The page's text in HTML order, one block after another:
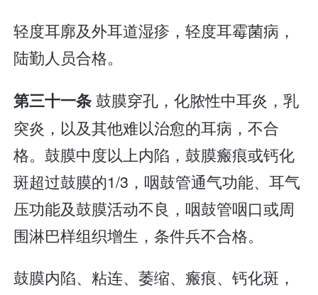
轻度耳廓及外耳道湿疹，轻度耳霉菌病，
陆勤人员合格。
第三十一条鼓膜穿孔，化脓性中耳炎，乳
突炎，以及其他难以治愈的耳病，不合
格。鼓膜中度以上内陷，鼓膜瘢痕或钙化
斑超过鼓膜的1/3，咽鼓管通气功能、耳气
压功能及鼓膜活动不良，咽鼓管咽口或周
围淋巴样组织增生，条件兵不合格。
鼓膜内陷、粘连、萎缩、瘢痕、钙化斑，